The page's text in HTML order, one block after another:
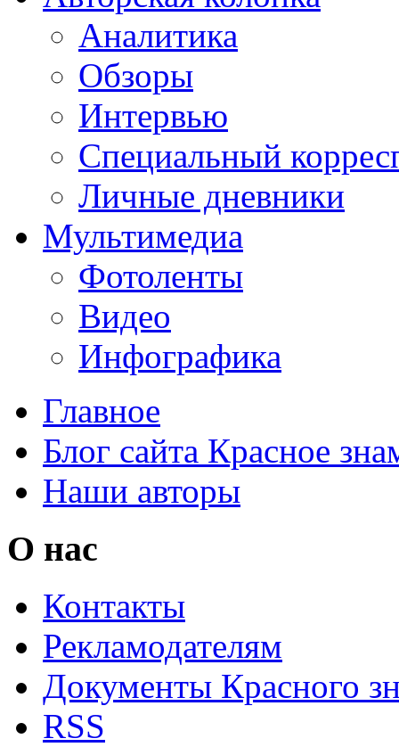
Аналитика
Обзоры
Интервью
Специальный
Личные дневники
Мультимедиа
Фотоленты
Видео
Инфографика
Главное
Блог сайта Красное
Наши авторы
О нас
Контакты
Рекламодателям
Документы Красного
RSS